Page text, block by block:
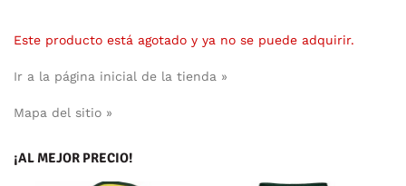
Este producto está agotado y ya no se puede adquirir.
Ir a la página inicial de la tienda »
Mapa del sitio »
¡AL MEJOR PRECIO!